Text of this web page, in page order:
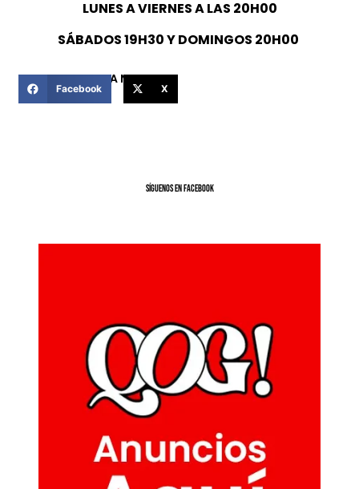
LUNES A VIERNES A LAS 20H00
SÁBADOS 19H30 Y DOMINGOS 20H00
COMPARTIR ESTA NOTICIA
Facebook X
SíGUENOS EN FACEBOOK